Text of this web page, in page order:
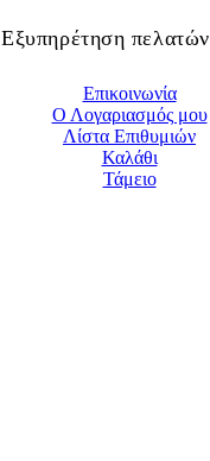
Εξυπηρέτηση πελατών
Επικοινωνία
Ο Λογαριασμός μου
Λίστα Επιθυμιών
Καλάθι
Τάμειο